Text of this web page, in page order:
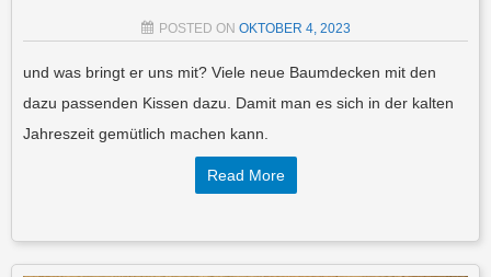
POSTED ON OKTOBER 4, 2023
und was bringt er uns mit? Viele neue Baumdecken mit den
dazu passenden Kissen dazu. Damit man es sich in der kalten
Jahreszeit gemütlich machen kann.
Read More